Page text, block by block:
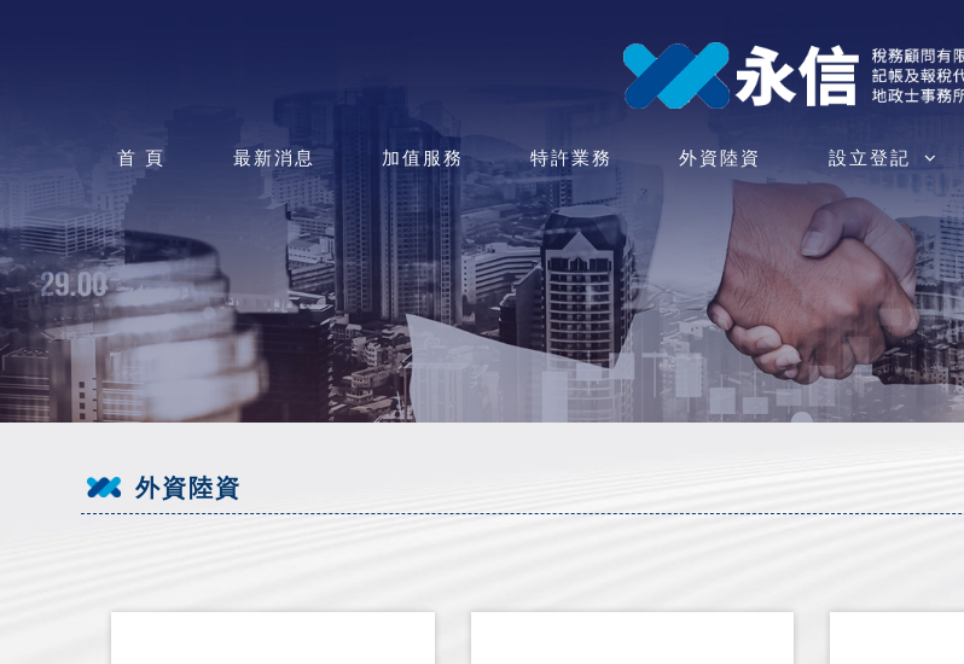
首 頁 最新消息 加值服務 特許業務 外資陸資 設立登記
外資陸資